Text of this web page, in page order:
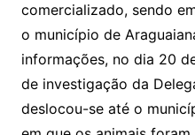
comercializado, sendo
o município de
informações, no dia 20
de investigação da
deslocou-se até o